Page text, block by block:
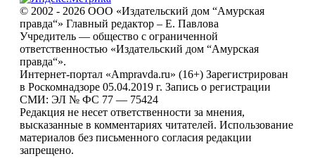
© 2002 - 2026 ООО «Издательский дом “Амурская
правда“» Главный редактор – Е. Павлова
Учредитель — общество с ограниченной
ответственностью «Издательский дом “Амурская
правда“».
Интернет-портал «Ampravda.ru» (16+) Зарегистрирован
в Роскомнадзоре 05.04.2019 г. Запись о регистрации
СМИ: ЭЛ № ФС 77 — 75424
Редакция не несет ответственности за мнения,
высказанные в комментариях читателей. Использование
материалов без письменного согласия редакции
запрещено.